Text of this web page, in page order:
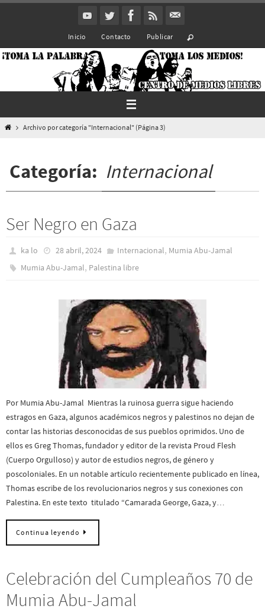
Inicio Contacto Publicar
InicioArchivo por categoría "Internacional" (Página 3)
Categoría: Internacional
Ser Negro en Gaza
ka lo 28 abril, 2024 Internacional, Mumia Abu-Jamal
Mumia Abu-Jamal, Palestina libre
Por Mumia Abu-Jamal Mientras la ruinosa guerra sigue haciendo
estragos en Gaza, algunos académicos negros y palestinos no dejan de
contar las historias desconocidas de sus pueblos oprimidos. Uno de
ellos es Greg Thomas, fundador y editor de la revista Proud Flesh
(Cuerpo Orgulloso) y autor de estudios negros, de género y
poscoloniales. En un notable artículo recientemente publicado en línea,
Thomas escribe de los revolucionarios negros y sus conexiones con
Palestina. En este texto titulado “Camarada George, Gaza, y…
Continua leyendo
Celebración del Cumpleaños 70 de
Mumia Abu-Jamal